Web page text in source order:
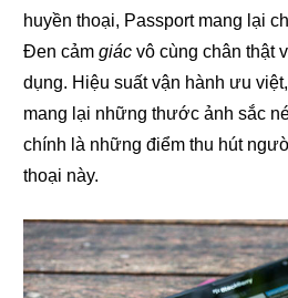
huyền thoại, Passport mang lại
Đen cảmgiác vô cùng chân thật
dụng. Hiệu suất vận hành ưu
mang lại những thước ảnh sắc
chính là những điểm thu hút
thoại này.